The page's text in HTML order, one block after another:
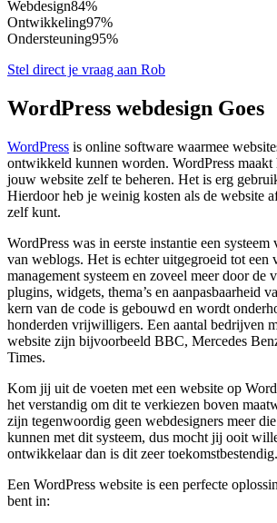
Webdesign84%
Ontwikkeling97%
Ondersteuning95%
Stel direct je vraag aan Rob
WordPress webdesign Goes
WordPress is online software waarmee
ontwikkeld kunnen worden. WordPress
jouw website zelf te beheren. Het is erg
Hierdoor heb je weinig kosten als de website
zelf kunt.
WordPress was in eerste instantie een
van weblogs. Het is echter uitgegroeid tot een
management systeem en zoveel meer door de
plugins, widgets, thema’s en aanpasbaarheid
kern van de code is gebouwd en wordt
honderden vrijwilligers. Een aantal bedrijven
website zijn bijvoorbeeld BBC, Mercedes
Times.
Kom jij uit de voeten met een website op
het verstandig om dit te verkiezen boven
zijn tegenwoordig geen webdesigners meer
kunnen met dit systeem, dus mocht jij ooit
ontwikkelaar dan is dit zeer toekomstbestendig.
Een WordPress website is een perfecte
bent in: